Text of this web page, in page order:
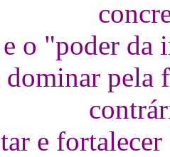
o "poder da
pela
e